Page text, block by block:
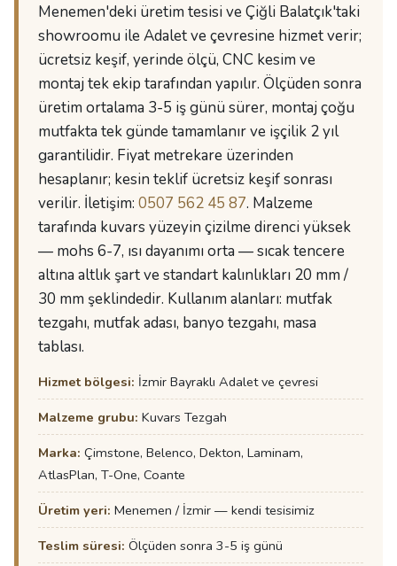
Menemen'deki üretim tesisi ve Çiğli Balatçık'taki
showroomu ile Adalet ve çevresine hizmet verir;
ücretsiz keşif, yerinde ölçü, CNC kesim ve
montaj tek ekip tarafından yapılır. Ölçüden sonra
üretim ortalama 3-5 iş günü sürer, montaj çoğu
mutfakta tek günde tamamlanır ve işçilik 2 yıl
garantilidir. Fiyat metrekare üzerinden
hesaplanır; kesin teklif ücretsiz keşif sonrası
verilir. İletişim: 0507 562 45 87. Malzeme
tarafında kuvars yüzeyin çizilme direnci yüksek
— mohs 6-7, ısı dayanımı orta — sıcak tencere
altına altlık şart ve standart kalınlıkları 20 mm /
30 mm şeklindedir. Kullanım alanları: mutfak
tezgahı, mutfak adası, banyo tezgahı, masa
tablası.
Hizmet bölgesi: İzmir Bayraklı Adalet ve çevresi
Malzeme grubu: Kuvars Tezgah
Marka: Çimstone, Belenco, Dekton, Laminam,
AtlasPlan, T-One, Coante
Üretim yeri: Menemen / İzmir — kendi tesisimiz
Teslim süresi: Ölçüden sonra 3-5 iş günü